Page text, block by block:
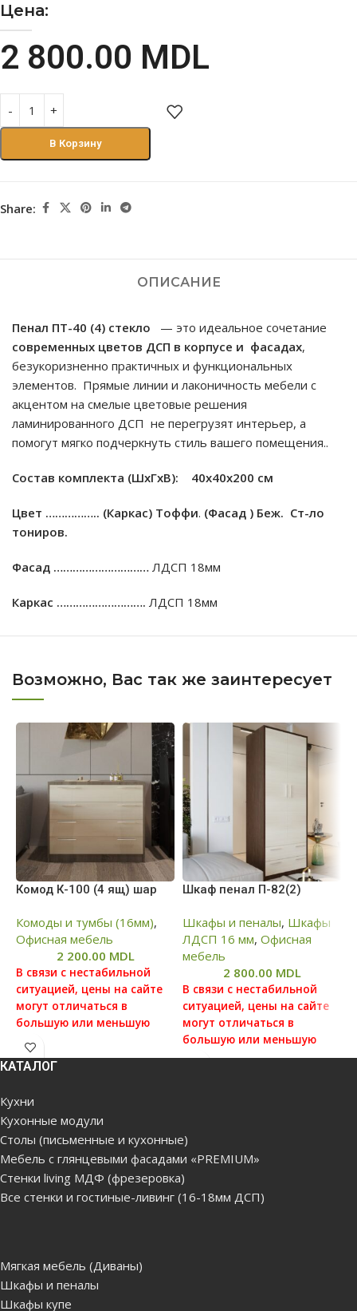
Цена:
2 800.00 MDL
В Корзину
Share:
ОПИСАНИЕ
Пенал ПT-40 (4) стекло
— это идеальное сочетание
современных цветов ДСП в корпусе и фасадах,
безукоризненно практичных и функциональных
элементов. Прямые линии и лаконичность мебели с
акцентом на смелые цветовые решения
ламинированного ДСП не перегрузят интерьер, а
помогут мягко подчеркнуть стиль вашего помещения..
Состав комплекта (ШxГxВ): 40х40х200 см
Цвет …………….. (Каркас) Тоффи. (Фасад ) Беж. Ст-ло
тониров.
Фасад ………………………… ЛДСП 18мм
Каркас ………………………. ЛДСП 18мм
Возможно, Вас так же заинтересует
Комод К-100 (4 ящ) шар
Комоды и тумбы (16мм),
Офисная мебель
2 200.00 MDL
В связи с нестабильной
ситуацией, цены на сайте
могут отличаться в
большую или меньшую
степень от реальных цен,
просим вас уточнять цену у
наших менеджеров, для
нами по данным которые
указаны в отделе
"Контакты"
Цена без сборки и
доставки(бесплатная
доставка по Кишиневу,
Данный товар
комплектуется
Шкаф пенал П-82(2)
Шкафы и пеналы, Шкафы
ЛДСП 16 мм, Офисная
мебель
2 800.00 MDL
В связи с нестабильной
ситуацией, цены на сайте
могут отличаться в
большую или меньшую
степень от реальных цен,
указаны в отделе
"Контакты"
Цена без сборки и
доставки(бесплатная
КАТАЛОГ
Кухни
Кухонные модули
Столы (письменные и кухонные)
Мебель с глянцевыми фасадами «PREMIUM»
Стенки living МДФ (фрезеровка)
Все стенки и гостиные-ливинг (16-18мм ДСП)
Мягкая мебель (Диваны)
Шкафы и пеналы
Шкафы купе